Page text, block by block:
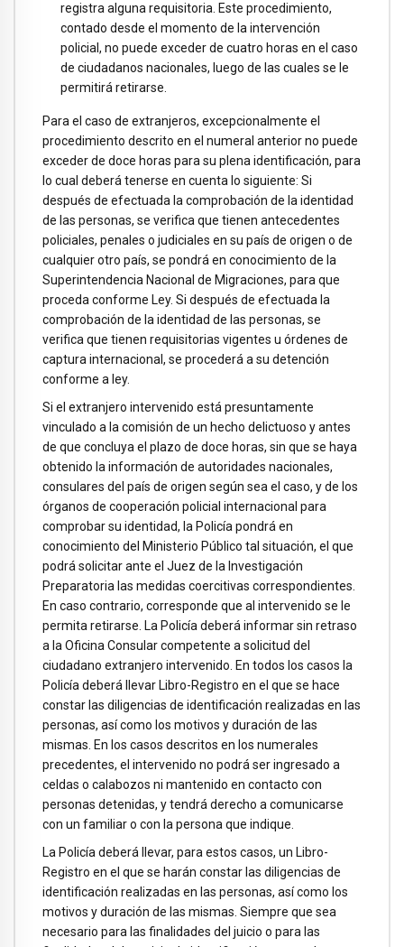
registra alguna requisitoria. Este procedimiento,
contado desde el momento de la intervención
policial, no puede exceder de cuatro horas en el caso
de ciudadanos nacionales, luego de las cuales se le
permitirá retirarse.
Para el caso de extranjeros, excepcionalmente el
procedimiento descrito en el numeral anterior no puede
exceder de doce horas para su plena identificación, para
lo cual deberá tenerse en cuenta lo siguiente: Si
después de efectuada la comprobación de la identidad
de las personas, se verifica que tienen antecedentes
policiales, penales o judiciales en su país de origen o de
cualquier otro país, se pondrá en conocimiento de la
Superintendencia Nacional de Migraciones, para que
proceda conforme Ley. Si después de efectuada la
comprobación de la identidad de las personas, se
verifica que tienen requisitorias vigentes u órdenes de
captura internacional, se procederá a su detención
conforme a ley.
Si el extranjero intervenido está presuntamente
vinculado a la comisión de un hecho delictuoso y antes
de que concluya el plazo de doce horas, sin que se haya
obtenido la información de autoridades nacionales,
consulares del país de origen según sea el caso, y de los
órganos de cooperación policial internacional para
comprobar su identidad, la Policía pondrá en
conocimiento del Ministerio Público tal situación, el que
podrá solicitar ante el Juez de la Investigación
Preparatoria las medidas coercitivas correspondientes.
En caso contrario, corresponde que al intervenido se le
permita retirarse. La Policía deberá informar sin retraso
a la Oficina Consular competente a solicitud del
ciudadano extranjero intervenido. En todos los casos la
Policía deberá llevar Libro-Registro en el que se hace
constar las diligencias de identificación realizadas en las
personas, así como los motivos y duración de las
mismas. En los casos descritos en los numerales
precedentes, el intervenido no podrá ser ingresado a
celdas o calabozos ni mantenido en contacto con
personas detenidas, y tendrá derecho a comunicarse
con un familiar o con la persona que indique.
La Policía deberá llevar, para estos casos, un Libro-
Registro en el que se harán constar las diligencias de
identificación realizadas en las personas, así como los
motivos y duración de las mismas. Siempre que sea
necesario para las finalidades del juicio o para las